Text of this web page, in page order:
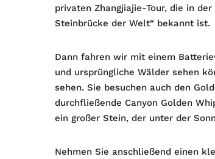
privaten Zhangjiajie-Tour, die in
Steinbrücke der Welt“ bekannt ist.
Dann fahren wir mit einem
und ursprüngliche Wälder sehen
sehen. Sie besuchen auch den
durchfließende Canyon Golden
ein großer Stein, der unter der
Nehmen Sie anschließend einen